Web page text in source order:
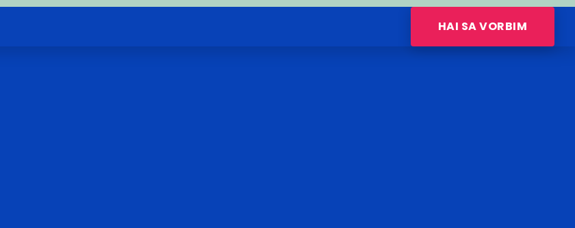
HAI SA VORBIM